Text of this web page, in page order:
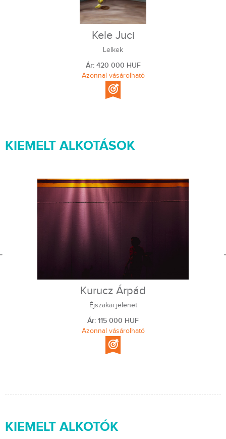
Kele Juci
Lelkek
Ár: 420 000 HUF
Azonnal vásárolható
KIEMELT ALKOTÁSOK
Kurucz Árpád
Éjszakai jelenet
Ár: 115 000 HUF
Azonnal vásárolható
KIEMELT ALKOTÓK